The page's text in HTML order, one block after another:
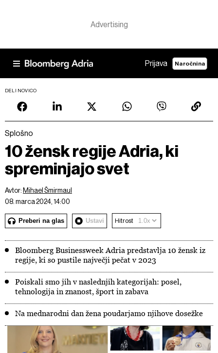
Prijava Naročnina
DELI NOVICO
Splošno
10 žensk regije Adria, ki
spreminjajo svet
Avtor: Mihael Šmirmaul
08. marca 2024, 14:00
Preberi na glas Ustavi Hitrost
Bloomberg Businessweek Adria predstavlja 10 žensk iz
regije, ki so pustile največji pečat v 2023
Poiskali smo jih v naslednjih kategorijah: posel,
tehnologija in znanost, šport in zabava
Na mednarodni dan žena poudarjamo njihove dosežke